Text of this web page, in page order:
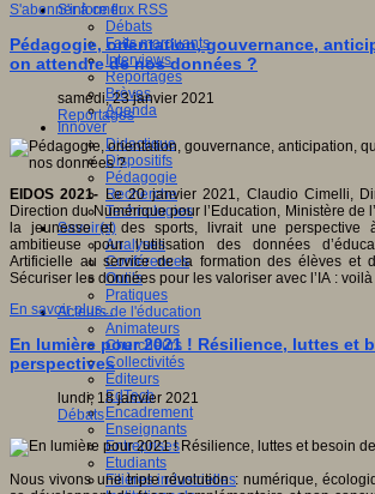
S'informer
Débats
Faits marquants
Interviews
Reportages
Brèves
Agenda
Innover
Didactique
Dispositifs
Pédagogie
Recherche
Technologies
Savoir(s)
Analyses
Conférences
Outils
Pratiques
Acteurs de l'éducation
Animateurs
Chercheurs
Collectivités
Editeurs
EdTech
Encadrement
Enseignants
Entreprises
Etudiants
Filières industrielles
S'abonner à ce flux RSS
Pédagogie, orientation, gouvernance,
on attendre de nos données ?
samedi, 23 janvier 2021
Reportages
EIDOS 2021- Le 20 janvier 2021, Claudio Cimelli,
Direction du Numérique pour l’Education, Ministère de
la jeunesse et des sports, livrait une
ambitieuse pour l’utilisation des données
Artificielle au service de la formation des élèves et
Sécuriser les données pour les valoriser avec l’IA :
En savoir plus...
En lumière pour 2021 ! Résilience, luttes et
perspectives
lundi, 18 janvier 2021
Débats
Nous vivons une triple révolution : numérique,